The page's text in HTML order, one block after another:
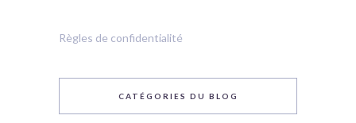
Règles de confidentialité
CATÉGORIES DU BLOG